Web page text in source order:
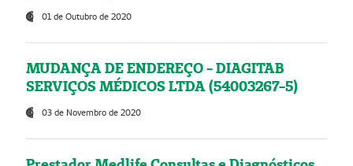
01 de Outubro de 2020
MUDANÇA DE ENDEREÇO - DIAGITAB
SERVIÇOS MÉDICOS LTDA (54003267-5)
03 de Novembro de 2020